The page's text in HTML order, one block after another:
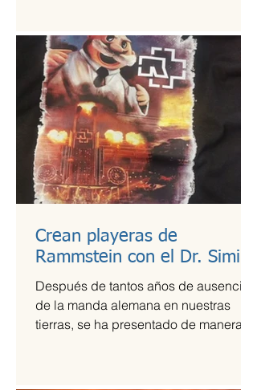
Crean playeras de
Rammstein con el Dr. Simi
Después de tantos años de ausencia
de la manda alemana en nuestras
tierras, se ha presentado de manera